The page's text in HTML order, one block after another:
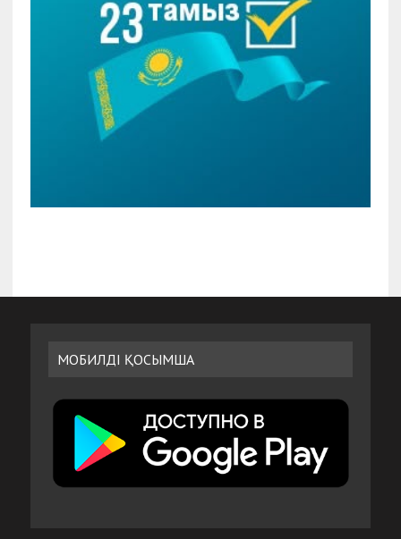
МОБИЛДІ ҚОСЫМША